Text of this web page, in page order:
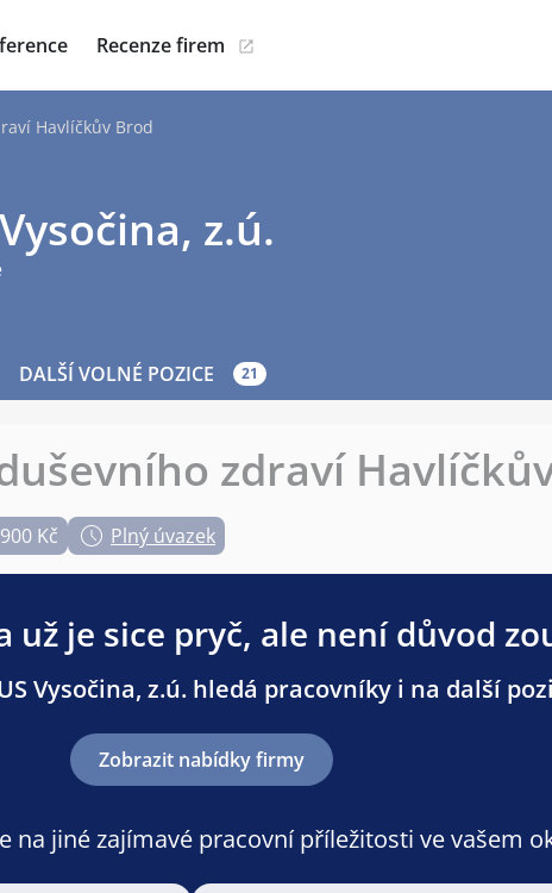
Recenze firem
Havlíčkův Brod
z.ú.
DALŠÍ VOLNÉ POZICE 21
zdraví
Kč Plný úvazek
už je sice pryč, ale není důvod
Vysočina, z.ú. hledá pracovníky i na další
Zobrazit nabídky firmy
na jiné zajímavé pracovní příležitosti ve vašem